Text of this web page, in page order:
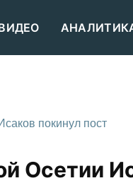
покинул пост
Осетии